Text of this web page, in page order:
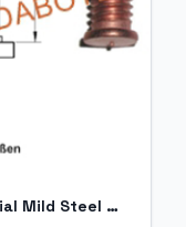
PT Threaded stud M4x15 Material Mild Steel 4.8 acc. EN ISO 13918